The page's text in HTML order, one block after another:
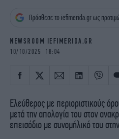
OSCARSΠρόσθεσε το iefimerida.gr ως
NEWSROOM IEFIMERIDA.GR
10/10/2025 18:04
Ελεύθερος με περιοριστικούς
μετά την απολογία του στον
επεισόδιο με συνομήλικό του στην